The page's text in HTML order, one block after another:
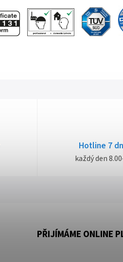
Hotline 7
každý den
PŘIJÍMÁME ONLINE